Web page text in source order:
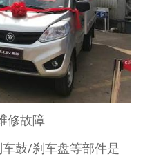
修故障
鼓/刹车盘等部件是